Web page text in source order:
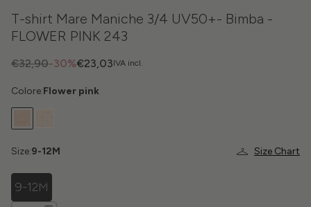
T-shirt Mare Maniche 3/4 UV50+- Bimba -
FLOWER PINK 243
IVA incl.
-30%
€32,90 €23,03
Colore:Flower pink
Size Chart
Size:9-12M
9-12M